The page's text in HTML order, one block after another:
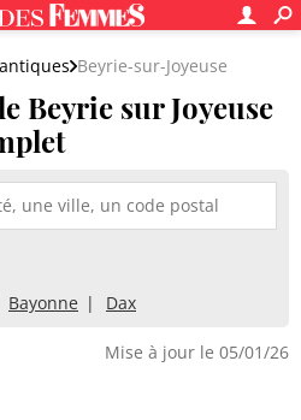
Beyrie-sur-Joyeuse
Beyrie sur Joyeuse
Bayonne Dax
Mise à jour le 05/01/26